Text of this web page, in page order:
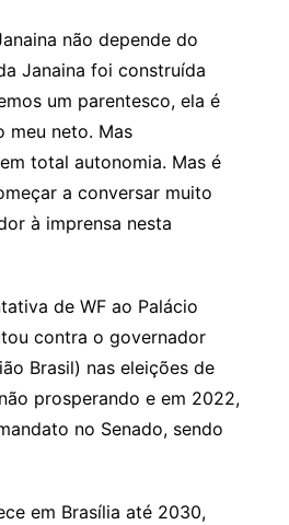
não depende do
Janaina foi construída
um parentesco, ela é
meu neto. Mas
total autonomia. Mas é
a conversar muito
à imprensa nesta
de WF ao Palácio
contra o governador
Brasil) nas eleições de
prosperando e em 2022,
no Senado, sendo
em Brasília até 2030,